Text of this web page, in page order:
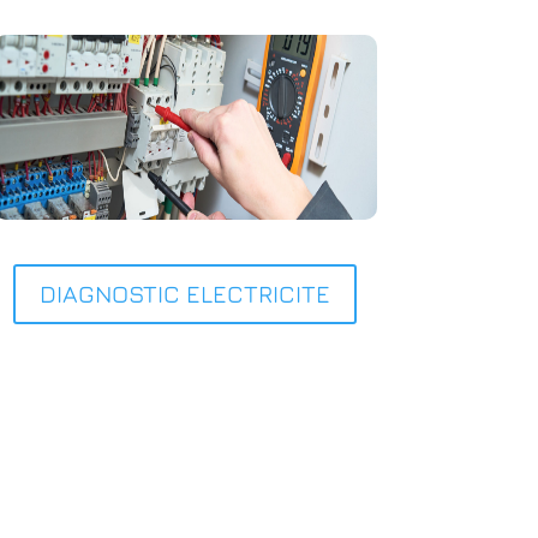
DIAGNOSTIC ELECTRICITE